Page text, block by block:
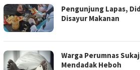
Pengunjung Lapas,
Disayur Makanan
Warga Perumnas
Mendadak Heboh